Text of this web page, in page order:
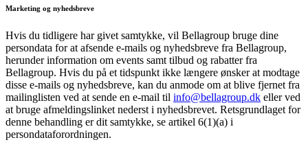
Marketing og nyhedsbreve
Hvis du tidligere har givet samtykke, vil Bellagroup bruge dine
persondata for at afsende e-mails og nyhedsbreve fra Bellagroup,
herunder information om events samt tilbud og rabatter fra
Bellagroup. Hvis du på et tidspunkt ikke længere ønsker at modtage
disse e-mails og nyhedsbreve, kan du anmode om at blive fjernet fra
mailinglisten ved at sende en e-mail til info@bellagroup.dk eller ved
at bruge afmeldingslinket nederst i nyhedsbrevet. Retsgrundlaget for
denne behandling er dit samtykke, se artikel 6(1)(a) i
persondataforordningen.